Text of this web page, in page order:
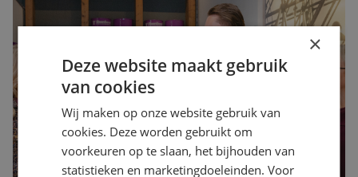
×
Deze website maakt gebruik
van cookies
Wij maken op onze website gebruik van
cookies. Deze worden gebruikt om
voorkeuren op te slaan, het bijhouden van
statistieken en marketingdoeleinden. Voor